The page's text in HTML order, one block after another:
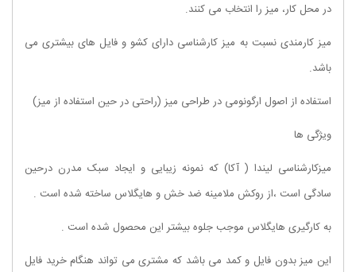
در محل کار، میز را انتخاب می کنند.
میز کارمندی نسبت به میز کارشناسی دارای کشو و فایل های بیشتری می
باشد.
استفاده از اصول ارگونومی در طراحی میز (راحتی در حین استفاده از میز)
ویژگی ها
میزکارشناسی لیندا ( آکا) که نمونه زیبایی و ایجاد سبک مدرن درحین
سادگی است ،از روکش ملامینه ضد خش و هایگلاس ساخته شده است .
به کارگیری هایگلاس موجب جلوه بیشتر این محصول شده است .
این میز بدون فایل و کمد می باشد که مشتری می تواند هنگام خرید فایل